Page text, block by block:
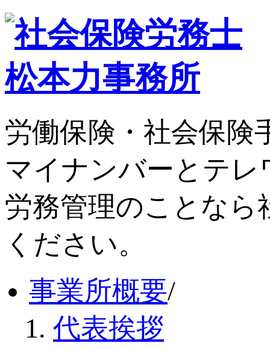
労働保険・社会保険
マイナンバーとテ
労務管理のことなら
ください。
事業所概要/
代表挨拶